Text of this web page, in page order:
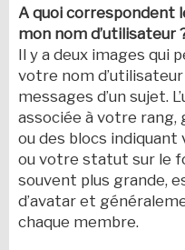
A quoi correspondent
mon nom d’utilisateur
Il y a deux images qui
votre nom
messages d’un sujet.
associée à votre
ou des blocs
ou votre statut sur le
souvent plus grande,
d’avatar et
chaque membre.